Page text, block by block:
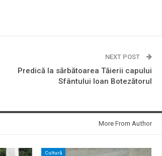
NEXT POST
Predică la sărbătoarea Tăierii capului
Sfântului Ioan Botezătorul
More From Author
Cultură